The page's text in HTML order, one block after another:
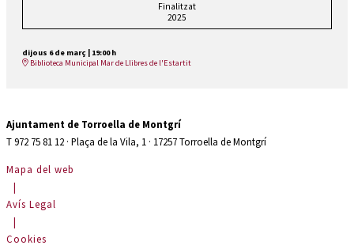
Finalitzat
2025
dijous 6 de març
19:00 h
Biblioteca Municipal Mar de Llibres de l'Estartit
Ajuntament de Torroella de Montgrí
T 972 75 81 12 · Plaça de la Vila, 1 · 17257 Torroella de Montgrí
Mapa del web
|
Avís Legal
|
Cookies